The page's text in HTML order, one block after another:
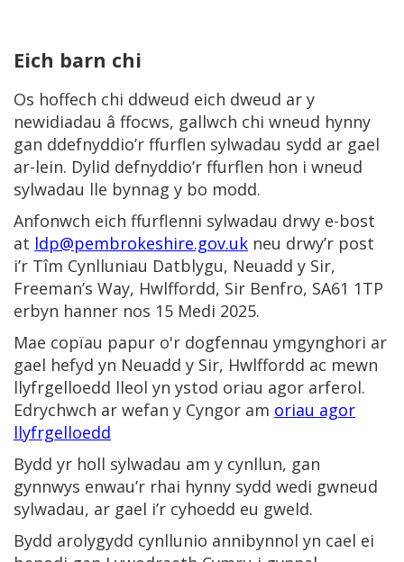
Eich barn chi
Os hoffech chi ddweud eich dweud ar y
newidiadau â ffocws, gallwch chi wneud hynny
gan ddefnyddio’r ffurflen sylwadau sydd ar gael
ar-lein. Dylid defnyddio’r ffurflen hon i wneud
sylwadau lle bynnag y bo modd.
Anfonwch eich ffurflenni sylwadau drwy e-bost
at ldp@pembrokeshire.gov.uk neu drwy’r post
i’r Tîm Cynlluniau Datblygu, Neuadd y Sir,
Freeman’s Way, Hwlffordd, Sir Benfro, SA61 1TP
erbyn hanner nos 15 Medi 2025.
Mae copïau papur o'r dogfennau ymgynghori ar
gael hefyd yn Neuadd y Sir, Hwlffordd ac mewn
llyfrgelloedd lleol yn ystod oriau agor arferol.
Edrychwch ar wefan y Cyngor am oriau agor
llyfrgelloedd
Bydd yr holl sylwadau am y cynllun, gan
gynnwys enwau’r rhai hynny sydd wedi gwneud
sylwadau, ar gael i’r cyhoedd eu gweld.
Bydd arolygydd cynllunio annibynnol yn cael ei